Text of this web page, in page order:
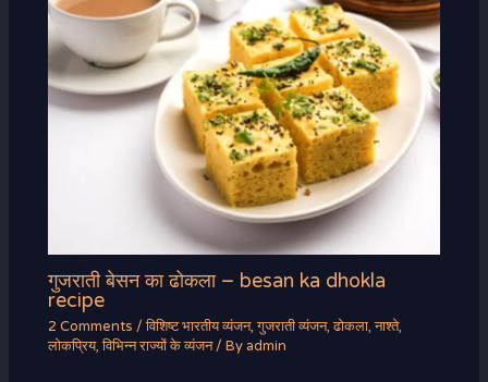
गुजराती बेसन का ढोकला – besan ka dhokla
recipe
2 Comments /विशिष्ट भारतीय व्यंजन,गुजराती व्यंजन,ढोकला,नाश्ते,
लोकप्रिय,विभिन्न राज्यों के व्यंजन/ By admin